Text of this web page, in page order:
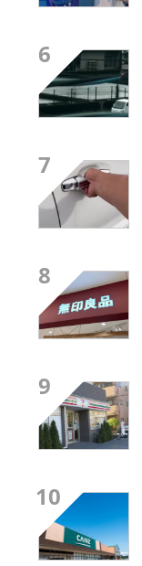
6
7
8
9
10